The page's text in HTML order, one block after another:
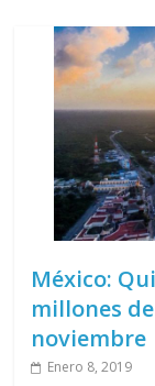
México:
millones
noviembre
Enero 8, 2019